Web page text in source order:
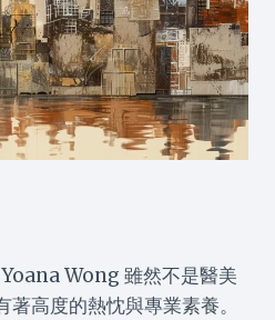
Wong 雖然不是醫美
高度的熱忱與專業素養。